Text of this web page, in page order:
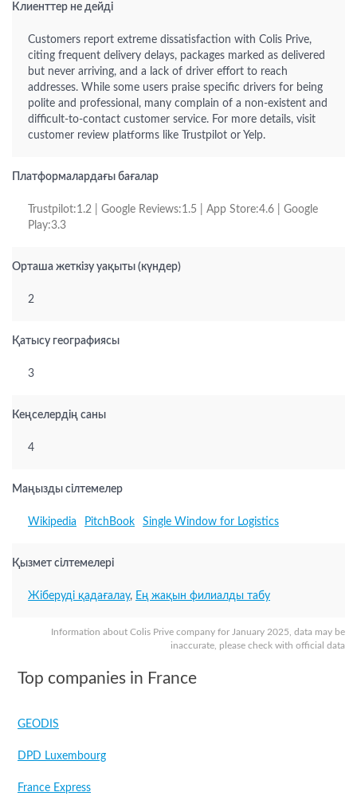
Information about Colis Prive company for January 2025, data may be
inaccurate, please check with official data
Клиенттер не дейді
Customers report extreme dissatisfaction with Colis Prive,
citing frequent delivery delays, packages marked as delivered
but never arriving, and a lack of driver effort to reach
addresses. While some users praise specific drivers for being
polite and professional, many complain of a non-existent and
difficult-to-contact customer service. For more details, visit
customer review platforms like Trustpilot or Yelp.
Платформалардағы бағалар
Trustpilot:1.2 | Google Reviews:1.5 | App Store:4.6 | Google
Play:3.3
Орташа жеткізу уақыты (күндер)
2
Қатысу географиясы
3
Кеңселердің саны
4
Маңызды сілтемелер
Wikipedia PitchBook Single Window for Logistics
Қызмет сілтемелері
Жіберуді қадағалау, Ең жақын филиалды табу
Top companies in France
GEODIS
DPD Luxembourg
France Express